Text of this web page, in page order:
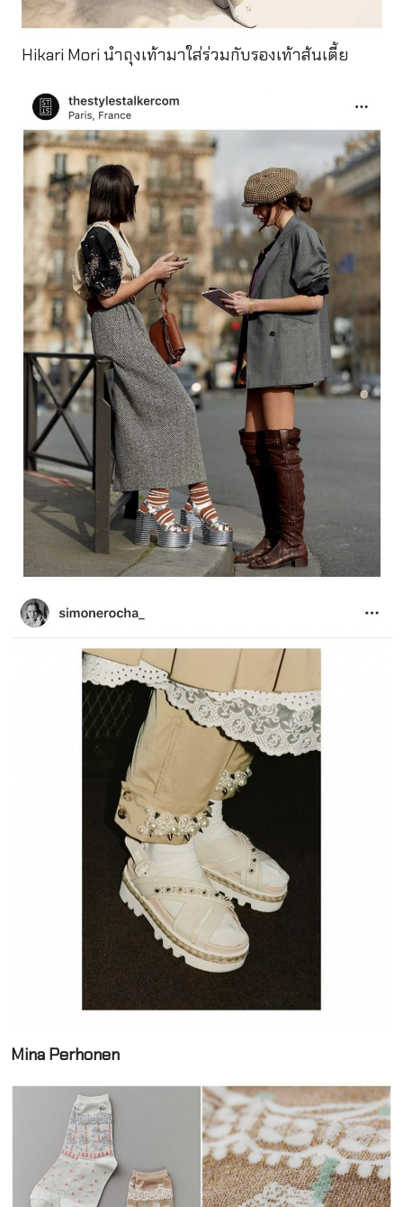
Hikari Mori นำถุงเท้ามาใส่ร่วมกับรองเท้าส้นเตี้ย
Mina Perhonen